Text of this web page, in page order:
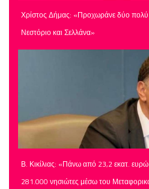
Χρίστος Δήμας: «Προχωράνε δύο πολύ
Νεστόριο και Σελλάνα»
Β. Κικίλιας: «Πάνω από 23,2 εκατ.
281.000 νησιώτες μέσω του